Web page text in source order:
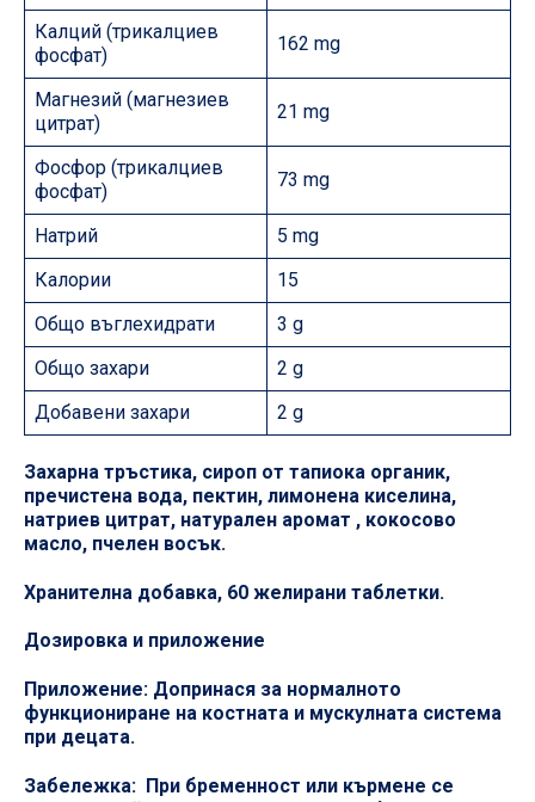
Калций (трикалциев
фосфат)
162 mg
Магнезий (магнезиев
цитрат)
21 mg
Фосфор (трикалциев
фосфат)
73 mg
Натрий
5 mg
Калории
15
Общо въглехидрати
3 g
Общо захари
2 g
Добавени захари
2 g
Захарна тръстика, сироп от тапиока органик,
пречистена вода, пектин, лимонена киселина,
натриев цитрат, натурален аромат , кокосово
масло, пчелен восък.
Хранителна добавка, 60 желирани таблетки.
Дозировка и приложение
Приложение: Допринася за нормалното
функциониране на костната и мускулната система
при децата.
Забележка: При бременност или кърмене се